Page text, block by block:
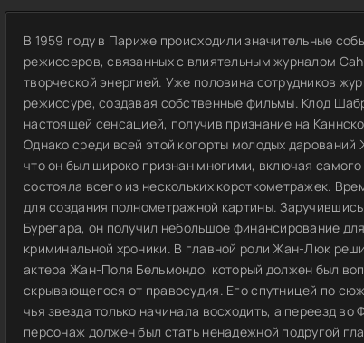
В 1959 году в Париже происходили значительные
режиссеров, связанных с влиятельным журналом
творческой энергией. Уже половина сотрудников
режиссуре, создавая собственные фильмы. Клод
настоящей сенсацией, получив признание на
Однако среди всей этой когорты молодых
что он был широко признан многими, включая
состояла всего из нескольких короткометражек.
для создания полнометражной картины.
Бурегара, он получил небольшое финансирование
криминальной хроники. В главной роли Жан-Люк
актера Жан-Поля Бельмондо, который должен был
скрывающегося от правосудия. Его спутницей по
чья звезда только начинала восходить, а переезд
персонаж должен был стать ненадежной подругой